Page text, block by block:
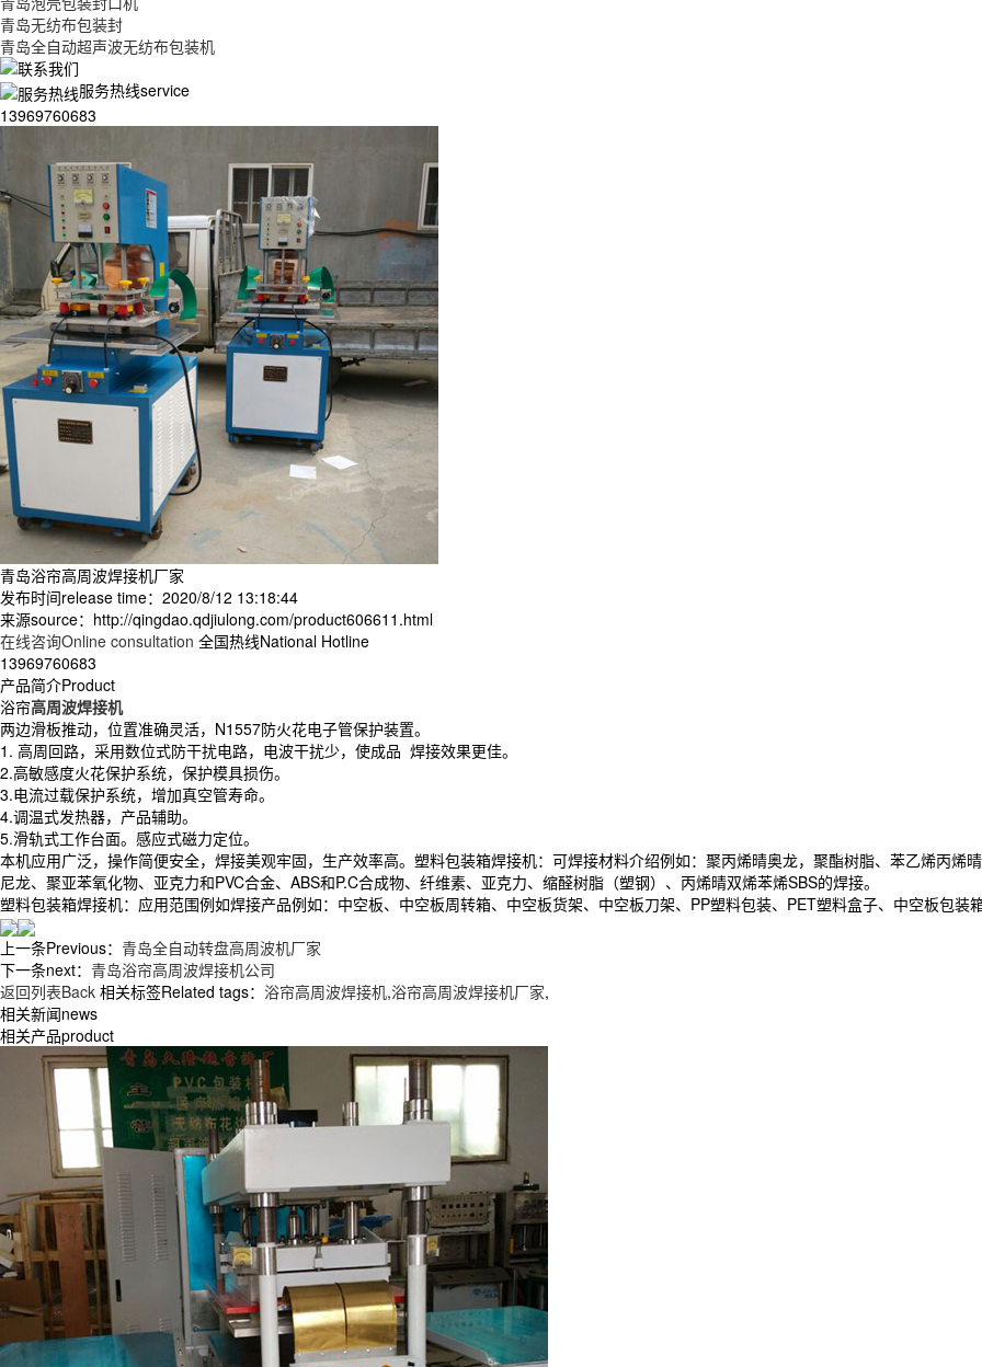
青岛无纺布包装封
青岛全自动超声波无纺布包装机
服务热线service
13969760683
青岛浴帘高周波焊接机厂家
发布时间release time：2020/8/12 13:18:44
来源source：http://qingdao.qdjiulong.com/product606611.html
在线咨询Online consultation 全国热线National Hotline
13969760683
产品简介Product
浴帘高周波焊接机
两边滑板推动，位置准确灵活，N1557防火花电子管保护装置。
1. 高周回路，采用数位式防干扰电路，电波干扰少，使成品 焊接效果更佳。
2.高敏感度火花保护系统，保护模具损伤。
3.电流过载保护系统，增加真空管寿命。
4.调温式发热器，产品辅助。
5.滑轨式工作台面。感应式磁力定位。
本机应用广泛，操作简便安全，焊接美观牢固，生产效率高。塑料包装箱焊接机：可焊接材料介绍例如：聚丙烯晴奥龙，聚酯树脂、苯乙烯丙烯
尼龙、聚亚苯氧化物、亚克力和PVC合金、ABS和P.C合成物、纤维素、亚克力、缩醛树脂（塑钢）、丙烯晴双烯苯烯SBS的焊接。
塑料包装箱焊接机：应用范围例如焊接产品例如：中空板、中空板周转箱、中空板货架、中空板刀架、PP塑料包装、PET塑料盒子、中空板包装
上一条Previous： 青岛全自动转盘高周波机厂家
下一条next： 青岛浴帘高周波焊接机公司
返回列表Back 相关标签Related tags： 浴帘高周波焊接机,浴帘高周波焊接机厂家,
相关新闻news
相关产品product